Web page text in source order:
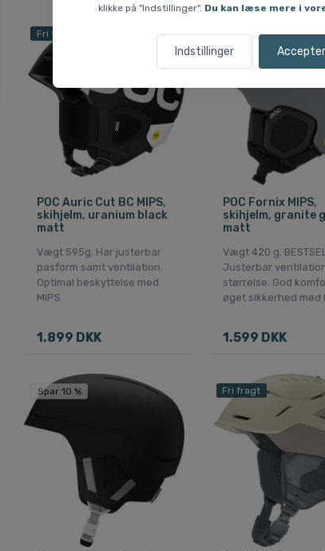
klikke på "Indstillinger". Du kan læse mere i
Indstillinger
Fri fragt
POC Auric Cut BC MIPS,
skihjelm, uranium black
matt
Vægt 595g. Har justerbar
pasform samt ventilation.
Optimal beskyttelse med
MIPS
1.899 DKK
Fri fragt
POC Fornix MIPS,
skihjelm, granite
matt
Vægt 420 g.
Justerbar
størrelse. God
øget sikkerhed med
1.599 DKK
Spar 10 % Fri fragt